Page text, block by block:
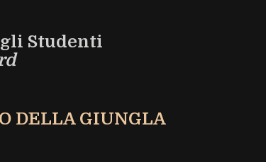
Studenti
DELLA GIUNGLA